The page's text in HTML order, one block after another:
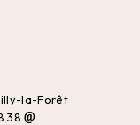
la-Forêt
38